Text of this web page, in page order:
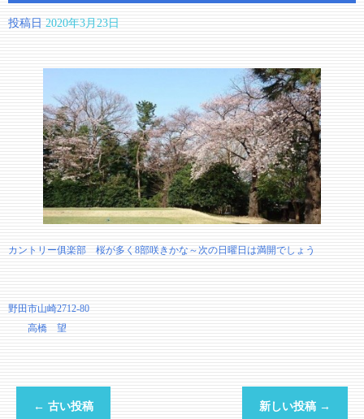
投稿日 2020年3月23日
カントリー俱楽部 桜が多く8部咲きかな～次の日曜日は満開でしょう
野田市山崎2712-80
高橋 望
← 古い投稿 新しい投稿 →